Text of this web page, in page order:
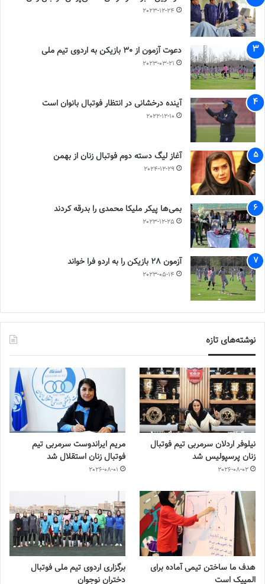
2023-12-24
دعوت آزمون از 30 بازیکن به اردوی تیم ملی
2023-03-21
آینده درخشانی در انتظار فوتبال بانوان است
2022-12-10
آغاز لیگ دسته دوم فوتبال زنان از بهمن
2024-12-29
بمی‌ها پیکر ملیکا محمدی را بدرقه کردند
2023-12-25
آزمون 28 بازیکن را به اردو فرا خواند
2023-05-14
نوشته‌های تازه
نیلوفر اردلان سرمربی تیم فوتبال
زنان پرسپولیس شد
2026-08-02
مریم ایراندوست سرمربی تیم
فوتبال زنان استقلال شد
2026-08-01
هدف ما ساختن تیمی آماده برای
المپیک است
برگزاری اردوی تیم ملی فوتبال
دختران نوجوان